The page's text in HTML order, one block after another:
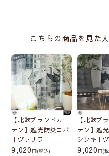
こちらの商品を見た
【北欧ブランドカー
テン】遮光防炎コボ
｜ヴァリラ
9,020 (税込)
【北欧ブ
テン】遮
シンキ｜
9,020 (